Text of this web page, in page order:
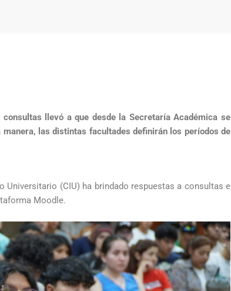
llevó a que desde la Secretaría Académica se
las distintas facultades definirán los períodos de
(CIU) ha brindado respuestas a consultas e
Moodle.